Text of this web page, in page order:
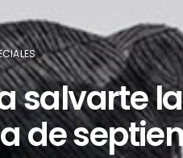
salvarte
de